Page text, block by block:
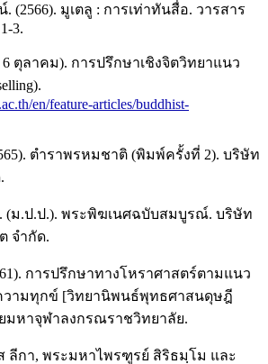
(2566). มูเตลู : การเท่าทันสื่อ. วารสาร
3.
ตุลาคม). การปรึกษาเชิงจิตวิทยาแนว
en/feature-articles/buddhist-
ตำราพรหมชาติ (พิมพ์ครั้งที่ 2). บริษัท
(ม.ป.ป.). พระพิฆเนศฉบับสมบูรณ์. บริษัท
จำกัด.
การปรึกษาทางโหราศาสตร์ตามแนว
วามทุกข์ [วิทยานิพนธ์พุทธศาสนดุษฎี
หาจุฬาลงกรณราชวิทยาลัย.
กา, พระมหาไพรฑูรย์ สิริธมฺโม และ